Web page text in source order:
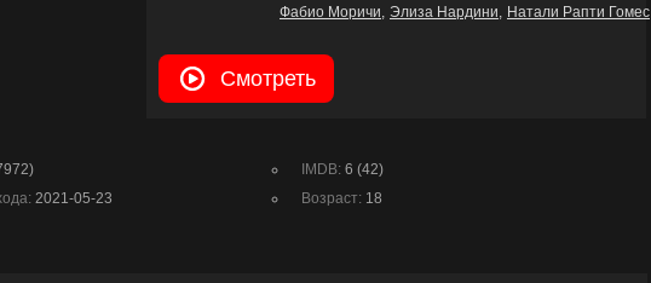
Фабио Моричи
Элиза Нардини Натали Рапти Гомес
Смотреть
IMDB:6 (42)
2021-05-23 Возраст: 18